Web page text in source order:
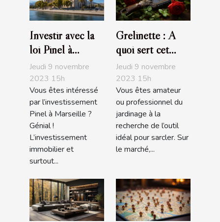
Investir avec la
loi Pinel à
Marseille :
comment s’y
prendre ?
Jeudi 9 novembre
2023 15h
Vous êtes intéressé
par l’investissement
Pinel à Marseille ?
Génial !
L’investissement
immobilier et
surtout...
Grelinette : A
quoi sert cet
outil de jardin ?
Jeudi 9 novembre
2023 15h
Vous êtes amateur
ou professionnel du
jardinage à la
recherche de l’outil
idéal pour sarcler. Sur
le marché,...